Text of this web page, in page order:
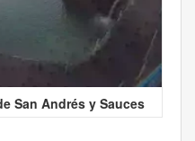
San Andrés y Sauces